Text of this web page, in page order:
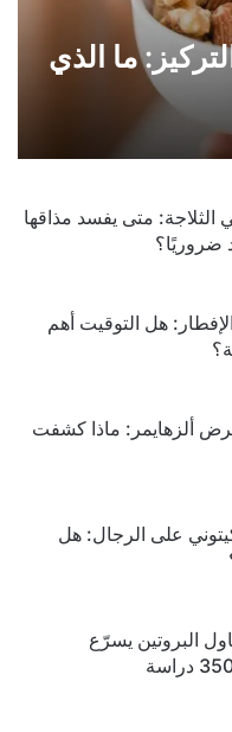
ما الذي
متى يفسد مذاقها
ضروريًا؟
هل التوقيت أهم
ألزهايمر: ماذا كشفت
على الرجال: هل
البروتين يسرّع